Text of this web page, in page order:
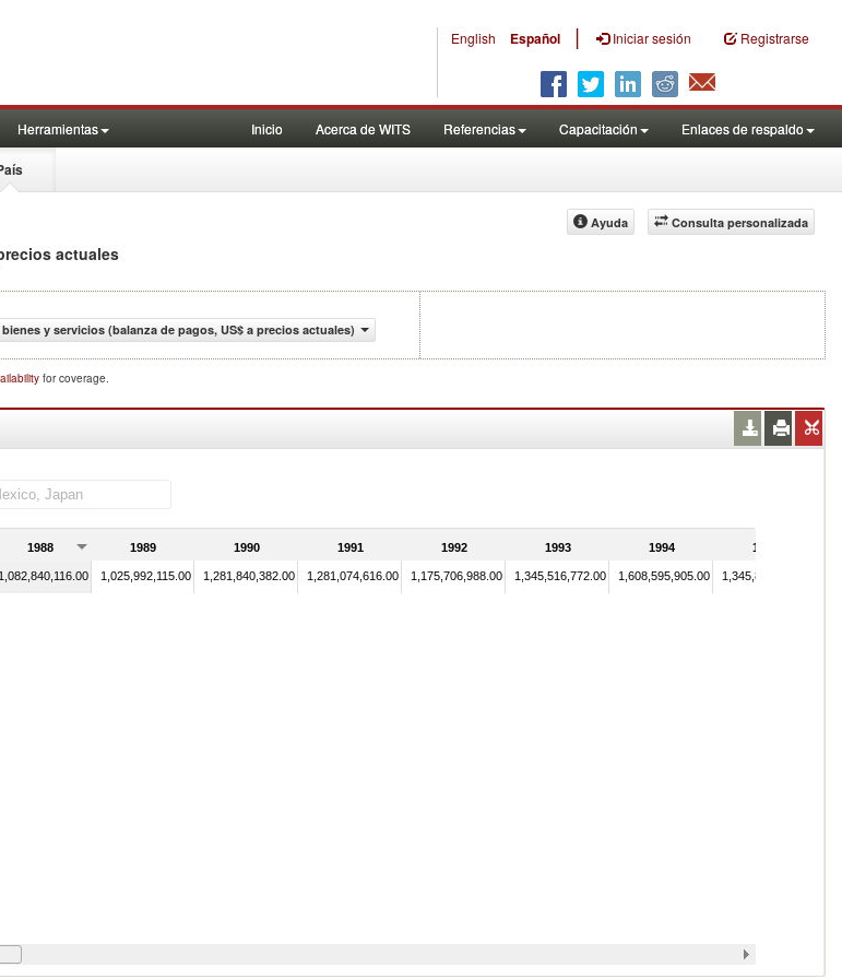
English Español | Iniciar sesión Registrarse
Herramientas Inicio Acerca de WITS Referencias Capacitación Enlaces de respaldo
Consulta personalizada
Ayuda
actuales
y servicios (balanza de pagos, US$ a precios actuales)
for coverage.
1988 1989 1990 1991 1992 1993 1994 1995
1,082,840,116.00 1,025,992,115.00 1,281,840,382.00 1,281,074,616.00 1,175,706,988.00 1,345,516,772.00 1,608,595,905.00 1,345,860,199.00